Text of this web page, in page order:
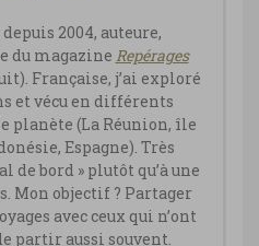
2004, auteure,
du magazine Repérages
Française, j’ai exploré
et vécu en différents
planète (La Réunion, île
Espagne). Très
de bord » plutôt qu’à une
Mon objectif ? Partager
avec ceux qui n’ont
partir aussi souvent.